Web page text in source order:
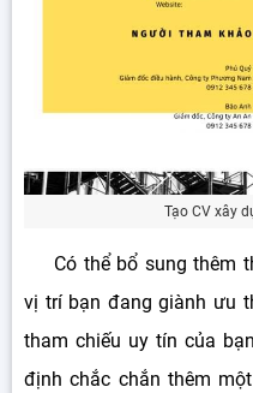
Tạo CV xây
Có thể bổ sung thêm
vị trí bạn đang giành ưu
tham chiếu uy tín của
định chắc chắn thêm